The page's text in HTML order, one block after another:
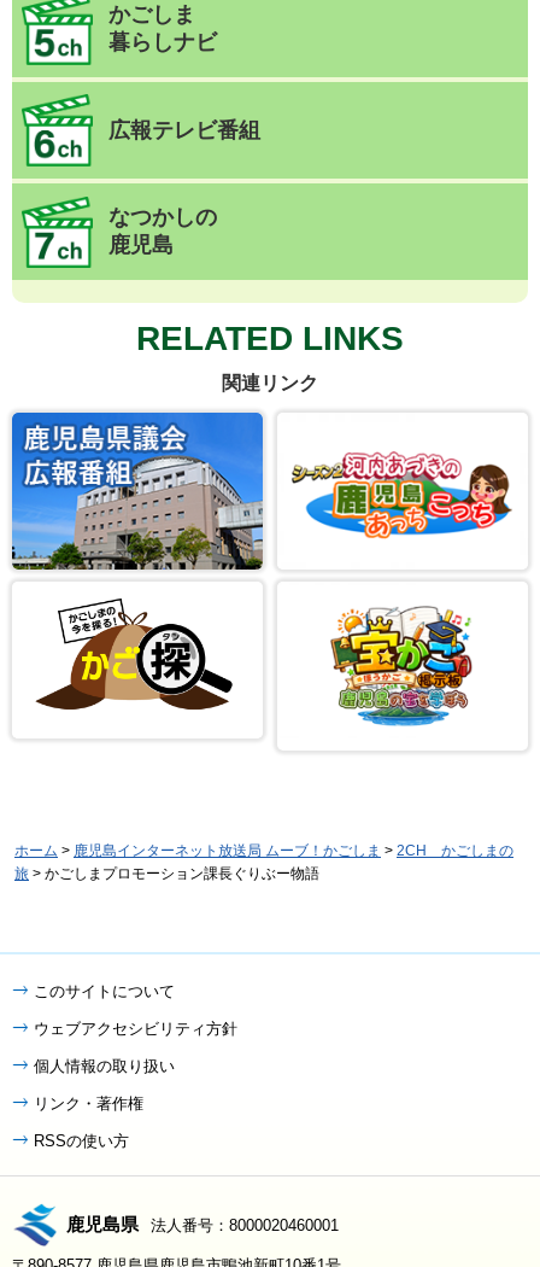
かごしま
暮らしナビ
広報テレビ番組
なつかしの
鹿児島
RELATED LINKS
関連リンク
ホーム > 鹿児島インターネット放送局 ムーブ！かごしま > 2CH かごしまの
旅 > かごしまプロモーション課長ぐりぶー物語
このサイトについて
ウェブアクセシビリティ方針
個人情報の取り扱い
リンク・著作権
RSSの使い方
鹿児島県 法人番号：8000020460001